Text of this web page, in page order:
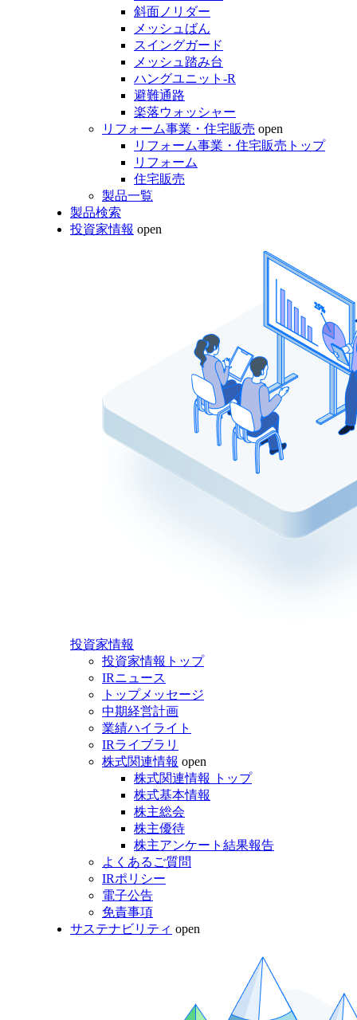
斜面ノリダー
メッシュばん
スイングガード
メッシュ踏み台
ハングユニット-R
避難通路
楽落ウォッシャー
リフォーム事業・住宅販売 open
リフォーム事業・住宅販売トップ
リフォーム
住宅販売
製品一覧
製品検索
投資家情報 open
投資家情報
投資家情報トップ
IRニュース
トップメッセージ
中期経営計画
業績ハイライト
IRライブラリ
株式関連情報 open
株式関連情報 トップ
株式基本情報
株主総会
株主優待
株主アンケート結果報告
よくあるご質問
IRポリシー
電子公告
免責事項
サステナビリティ open